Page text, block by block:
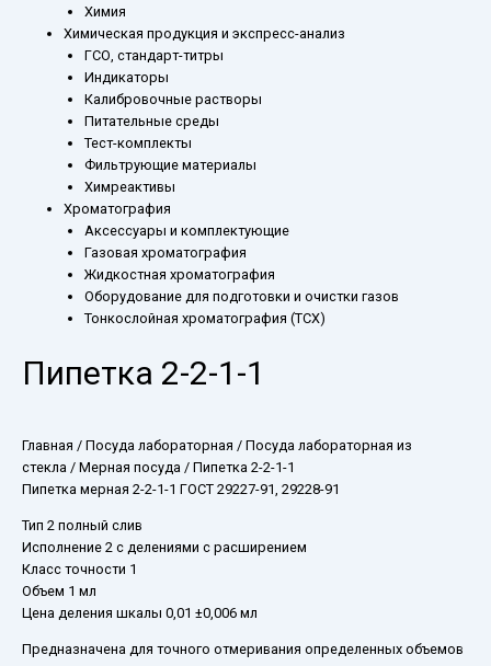
Химия
Химическая продукция и экспресс-анализ
ГСО, стандарт-титры
Индикаторы
Калибровочные растворы
Питательные среды
Тест-комплекты
Фильтрующие материалы
Химреактивы
Хроматография
Аксессуары и комплектующие
Газовая хроматография
Жидкостная хроматография
Оборудование для подготовки и очистки газов
Тонкослойная хроматография (ТСХ)
Пипетка 2-2-1-1
Главная / Посуда лабораторная / Посуда лабораторная из
стекла / Мерная посуда / Пипетка 2-2-1-1
Пипетка мерная 2-2-1-1 ГОСТ 29227-91, 29228-91
Тип 2 полный слив
Исполнение 2 с делениями с расширением
Класс точности 1
Объем 1 мл
Цена деления шкалы 0,01 ±0,006 мл
Предназначена для точного отмеривания определенных объемов